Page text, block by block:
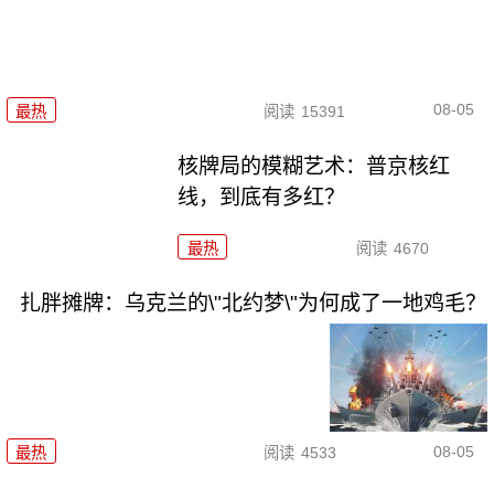
最热 阅读 15391 08-05
核牌局的模糊艺术：普京核红
线，到底有多红？
最热 阅读 4670
扎胖摊牌：乌克兰的\"北约梦\"为何成了一地鸡毛？
最热 阅读 4533 08-05